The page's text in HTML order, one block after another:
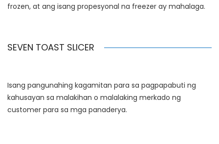
frozen, at ang isang propesyonal na freezer ay mahalaga.
SEVEN TOAST SLICER
Isang pangunahing kagamitan para sa pagpapabuti ng
kahusayan sa malakihan o malalaking merkado ng
customer para sa mga panaderya.